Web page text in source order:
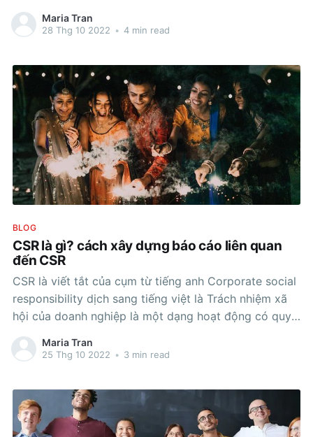
nhân viên, từ đó đưa ra mức khen thưởng phù hợp tạo
động lực và
Maria Tran
28 Thg 10 2022 • 4 min read
BLOG
CSR là gì? cách xây dựng báo cáo liên quan
đến CSR
CSR là viết tắt của cụm từ tiếng anh Corporate social
responsibility dịch sang tiếng việt là Trách nhiệm xã
hội của doanh nghiệp là một dạng hoạt động có quy
tắc được các doanh nghiệp tự đưa ra nhằm giúp
doanh nghiệp đóng góp cho các mục tiêu xã
Maria Tran
25 Thg 10 2022 • 3 min read